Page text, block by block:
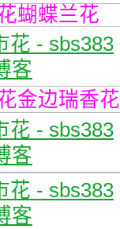
蝴蝶兰花
金边瑞香花